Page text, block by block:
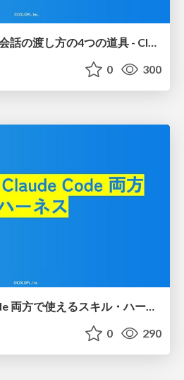
Claude Code 再入門 会話の渡し方の4つの道具 - Claude Codeスキル・ハーネス社内勉強会
0 300
0 290